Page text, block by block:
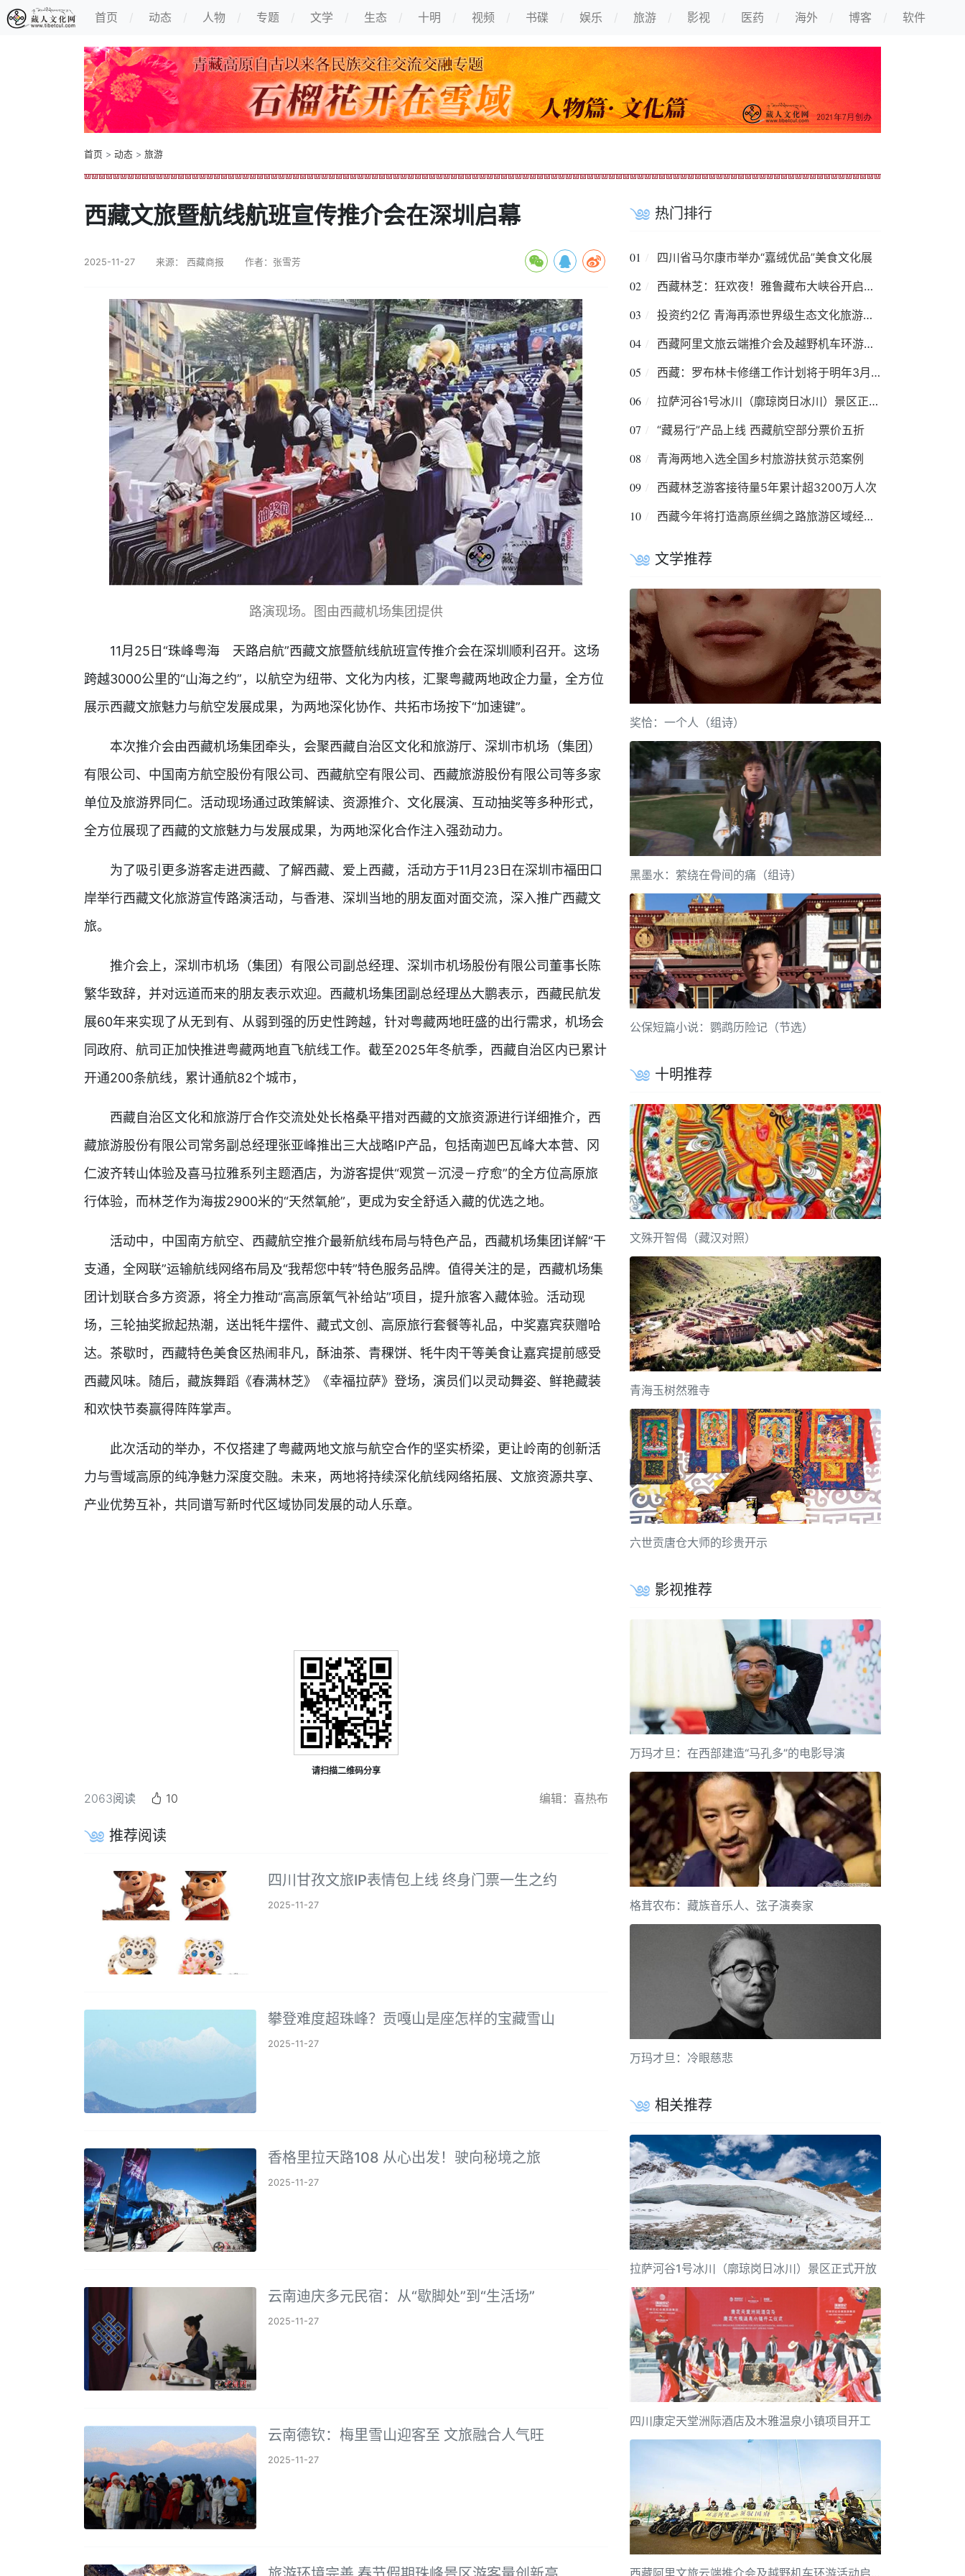
首页 动态 人物 专题 文学 生态 十明 视频 书碟 娱乐 旅游 影视 医药 海外 博客 软件
首页 > 动态 > 旅游
西藏文旅暨航线航班宣传推介会在深圳启幕
2025-11-27 来源： 西藏商报 作者：张雪芳
路演现场。图由西藏机场集团提供
11月25日“珠峰粤海 天路启航”西藏文旅暨航线航班宣传推介会在深圳顺利召开。这场
跨越3000公里的“山海之约”，以航空为纽带、文化为内核，汇聚粤藏两地政企力量，全方位
展示西藏文旅魅力与航空发展成果，为两地深化协作、共拓市场按下“加速键”。
本次推介会由西藏机场集团牵头，会聚西藏自治区文化和旅游厅、深圳市机场（集团）
有限公司、中国南方航空股份有限公司、西藏航空有限公司、西藏旅游股份有限公司等多家
单位及旅游界同仁。活动现场通过政策解读、资源推介、文化展演、互动抽奖等多种形式，
全方位展现了西藏的文旅魅力与发展成果，为两地深化合作注入强劲动力。
为了吸引更多游客走进西藏、了解西藏、爱上西藏，活动方于11月23日在深圳市福田口
岸举行西藏文化旅游宣传路演活动，与香港、深圳当地的朋友面对面交流，深入推广西藏文
旅。
推介会上，深圳市机场（集团）有限公司副总经理、深圳市机场股份有限公司董事长陈
繁华致辞，并对远道而来的朋友表示欢迎。西藏机场集团副总经理丛大鹏表示，西藏民航发
展60年来实现了从无到有、从弱到强的历史性跨越，针对粤藏两地旺盛的出行需求，机场会
同政府、航司正加快推进粤藏两地直飞航线工作。截至2025年冬航季，西藏自治区内已累计
开通200条航线，累计通航82个城市，
西藏自治区文化和旅游厅合作交流处处长格桑平措对西藏的文旅资源进行详细推介，西
藏旅游股份有限公司常务副总经理张亚峰推出三大战略IP产品，包括南迦巴瓦峰大本营、冈
仁波齐转山体验及喜马拉雅系列主题酒店，为游客提供“观赏－沉浸－疗愈”的全方位高原旅
行体验，而林芝作为海拔2900米的“天然氧舱”，更成为安全舒适入藏的优选之地。
活动中，中国南方航空、西藏航空推介最新航线布局与特色产品，西藏机场集团详解“干
支通，全网联”运输航线网络布局及“我帮您中转”特色服务品牌。值得关注的是，西藏机场集
团计划联合多方资源，将全力推动“高高原氧气补给站”项目，提升旅客入藏体验。活动现
场，三轮抽奖掀起热潮，送出牦牛摆件、藏式文创、高原旅行套餐等礼品，中奖嘉宾获赠哈
达。茶歇时，西藏特色美食区热闹非凡，酥油茶、青稞饼、牦牛肉干等美食让嘉宾提前感受
西藏风味。随后，藏族舞蹈《春满林芝》《幸福拉萨》登场，演员们以灵动舞姿、鲜艳藏装
和欢快节奏赢得阵阵掌声。
此次活动的举办，不仅搭建了粤藏两地文旅与航空合作的坚实桥梁，更让岭南的创新活
力与雪域高原的纯净魅力深度交融。未来，两地将持续深化航线网络拓展、文旅资源共享、
产业优势互补，共同谱写新时代区域协同发展的动人乐章。
请扫描二维码分享
2063阅读 10 编辑：喜热布
推荐阅读
四川甘孜文旅IP表情包上线 终身门票一生之约
2025-11-27
攀登难度超珠峰？贡嘎山是座怎样的宝藏雪山
2025-11-27
香格里拉天路108 从心出发！驶向秘境之旅
2025-11-27
云南迪庆多元民宿：从“歇脚处”到“生活场”
2025-11-27
云南德钦：梅里雪山迎客至 文旅融合人气旺
2025-11-27
热门排行
01 四川省马尔康市举办“嘉绒优品”美食文化展
02 西藏林芝：狂欢夜！雅鲁藏布大峡谷开启春日激情
03 投资约2亿 青海再添世界级生态文化旅游景点
04 西藏阿里文旅云端推介会及越野机车环游活动启动
05 西藏：罗布林卡修缮工作计划将于明年3月复工
06 拉萨河谷1号冰川（廓琼岗日冰川）景区正式开放
07 “藏易行”产品上线 西藏航空部分票价五折
08 青海两地入选全国乡村旅游扶贫示范案例
09 西藏林芝游客接待量5年累计超3200万人次
10 西藏今年将打造高原丝绸之路旅游区域经济带
文学推荐
奖恰：一个人（组诗）
黑墨水：萦绕在骨间的痛（组诗）
公保短篇小说：鹦鹉历险记（节选）
十明推荐
文殊开智偈（藏汉对照）
青海玉树然雅寺
六世贡唐仓大师的珍贵开示
影视推荐
万玛才旦：在西部建造“马孔多”的电影导演
格茸农布：藏族音乐人、弦子演奏家
万玛才旦：冷眼慈悲
相关推荐
拉萨河谷1号冰川（廓琼岗日冰川）景区正式开放
四川康定天堂洲际酒店及木雅温泉小镇项目开工